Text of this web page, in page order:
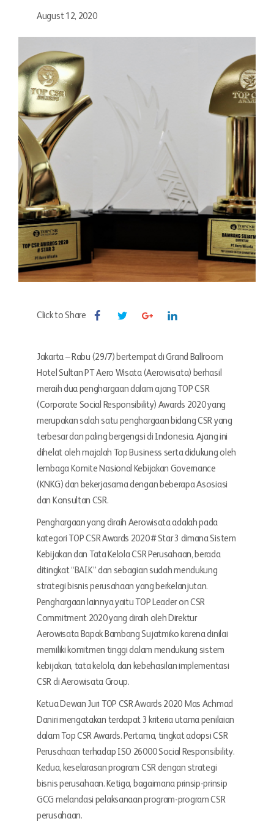
August 12, 2020
Click to Share
Jakarta – Rabu (29/7) bertempat di Grand Ballroom
Hotel Sultan PT Aero Wisata (Aerowisata) berhasil
meraih dua penghargaan dalam ajang TOP CSR
(Corporate Social Responsibility) Awards 2020 yang
merupakan salah satu penghargaan bidang CSR yang
terbesar dan paling bergengsi di Indonesia. Ajang ini
dihelat oleh majalah Top Business serta didukung oleh
lembaga Komite Nasional Kebijakan Governance
(KNKG) dan bekerjasama dengan beberapa Asosiasi
dan Konsultan CSR.
Penghargaan yang diraih Aerowisata adalah pada
kategori TOP CSR Awards 2020 # Star 3 dimana Sistem
Kebijakan dan Tata Kelola CSR Perusahaan, berada
ditingkat “BAIK” dan sebagian sudah mendukung
strategi bisnis perusahaan yang berkelanjutan.
Penghargaan lainnya yaitu TOP Leader on CSR
Commitment 2020 yang diraih oleh Direktur
Aerowisata Bapak Bambang Sujatmiko karena dinilai
memiliki komitmen tinggi dalam mendukung sistem
kebijakan, tata kelola, dan kebehasilan implementasi
CSR di Aerowisata Group.
Ketua Dewan Juri TOP CSR Awards 2020 Mas Achmad
Daniri mengatakan terdapat 3 kriteria utama penilaian
dalam Top CSR Awards. Pertama, tingkat adopsi CSR
Perusahaan terhadap ISO 26000 Social Responsibility.
Kedua, keselarasan program CSR dengan strategi
bisnis perusahaan. Ketiga, bagaimana prinsip-prinsip
GCG melandasi pelaksanaan program-program CSR
perusahaan.